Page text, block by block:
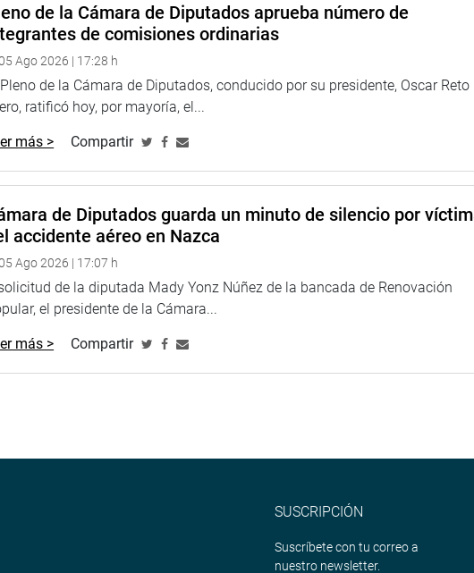
de la Cámara de Diputados aprueba número de
de comisiones ordinarias
Ago 2026 | 17:28 h
de la Cámara de Diputados, conducido por su presidente, Oscar Reto
ratificó hoy, por mayoría, el...
más > Compartir
de Diputados guarda un minuto de silencio por
accidente aéreo en Nazca
Ago 2026 | 17:07 h
de la diputada Mady Yonz Núñez de la bancada de Renovación
el presidente de la Cámara...
más > Compartir
SUSCRIPCIÓN
Suscríbete con tu correo a
nuestro newsletter.